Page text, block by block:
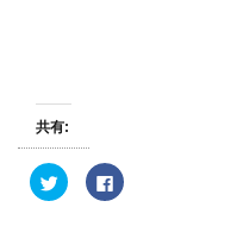
共有:
ク
リ
F
a